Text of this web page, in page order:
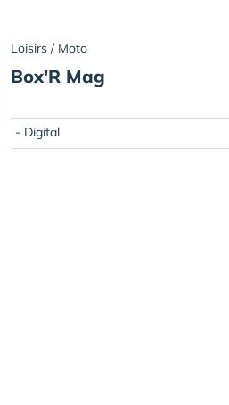
Loisirs / Moto
Box'R Mag
- Digital